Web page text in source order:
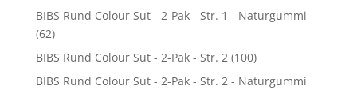
BIBS Rund Colour Sut - 2-Pak - Str. 1 - Naturgummi
(62)
BIBS Rund Colour Sut - 2-Pak - Str. 2 (100)
BIBS Rund Colour Sut - 2-Pak - Str. 2 - Naturgummi